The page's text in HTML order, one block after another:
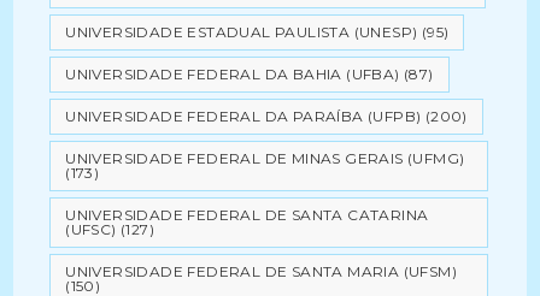
UNIVERSIDADE ESTADUAL PAULISTA (UNESP) (95)
UNIVERSIDADE FEDERAL DA BAHIA (UFBA) (87)
UNIVERSIDADE FEDERAL DA PARAÍBA (UFPB) (200)
UNIVERSIDADE FEDERAL DE MINAS GERAIS (UFMG)
(173)
UNIVERSIDADE FEDERAL DE SANTA CATARINA
(UFSC) (127)
UNIVERSIDADE FEDERAL DE SANTA MARIA (UFSM)
(150)